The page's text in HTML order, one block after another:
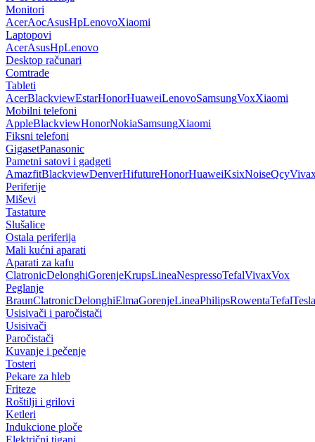
Monitori
AcerAocAsusHpLenovoXiaomi
Laptopovi
AcerAsusHpLenovo
Desktop računari
Comtrade
Tableti
AcerBlackviewEstarHonorHuaweiLenovoSamsungVoxXiaomi
Mobilni telefoni
AppleBlackviewHonorNokiaSamsungXiaomi
Fiksni telefoni
GigasetPanasonic
Pametni satovi i gadgeti
AmazfitBlackviewDenverHifutureHonorHuaweiKsixNoiseQcy
Periferije
Miševi
Tastature
Slušalice
Ostala periferija
Mali kućni aparati
Aparati za kafu
ClatronicDelonghiGorenjeKrupsLineaNespressoTefalVivaxVox
Peglanje
BraunClatronicDelonghiElmaGorenjeLineaPhilipsRowentaTefalTesla
Usisivači i paročistači
Usisivači
Paročistači
Kuvanje i pečenje
Tosteri
Pekare za hleb
Friteze
Roštilji i grilovi
Ketleri
Indukcione ploče